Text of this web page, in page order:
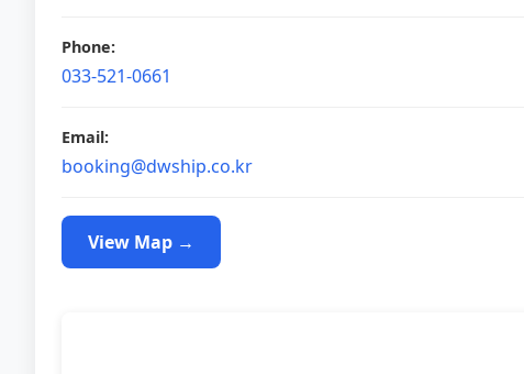
Phone:
033-521-0661
Email:
booking@dwship.co.kr
View Map →